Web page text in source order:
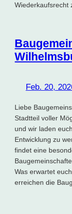
Wiederkaufsrecht
Feb. 20,
Liebe
Stadtteil voller
und wir laden
Entwicklung zu
findet eine
Was erwartet
erreichen die